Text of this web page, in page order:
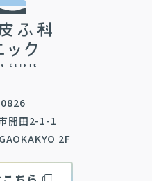
開田2-1-1
2F